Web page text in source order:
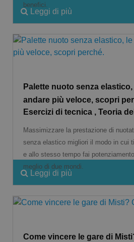
benefici.
Leggi di più
Palette nuoto senza
andare più veloce, scopri
Esercizi di tecnica , Teoria
Massimizzare la prestazione di
senza elastico migliori il modo in cui
e allo stesso tempo fai
meglio di due mondi.
Leggi di più
Come vincere le gare di